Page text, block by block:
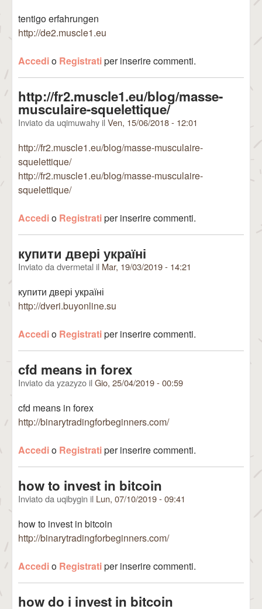
tentigo erfahrungen
http://de2.muscle1.eu
Accedio Registratiper inserire commenti.
http://fr2.muscle1.eu/blog/masse-
musculaire-squelettique/
Inviato da uqimuwahy ilVen, 15/06/2018 - 12:01
http://fr2.muscle1.eu/blog/masse-musculaire-
squelettique/
http://fr2.muscle1.eu/blog/masse-musculaire-
squelettique/
Accedio Registratiper inserire commenti.
купити двері україні
Inviato dadvermetal il Mar, 19/03/2019 - 14:21
купити двері україні
http://dveri.buyonline.su
Accedio Registratiper inserire commenti.
cfd means in forex
Inviato dayzazyzo ilGio, 25/04/2019 - 00:59
cfd means in forex
http://binarytradingforbeginners.com/
Accedio Registratiper inserire commenti.
how to invest in bitcoin
Inviato da uqibygin il Lun, 07/10/2019 - 09:41
how to invest in bitcoin
http://binarytradingforbeginners.com/
Accedio Registratiper inserire commenti.
how do i invest in bitcoin